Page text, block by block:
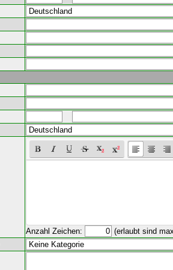
Anzahl Zeichen: (erlaubt sind